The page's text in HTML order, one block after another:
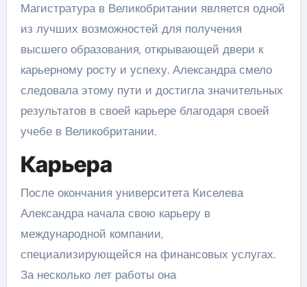
Магистратура в Великобритании является одной
из лучших возможностей для получения
высшего образования, открывающей двери к
карьерному росту и успеху. Александра смело
следовала этому пути и достигла значительных
результатов в своей карьере благодаря своей
учебе в Великобритании.
Карьера
После окончания университета Киселева
Александра начала свою карьеру в
международной компании,
специализирующейся на финансовых услугах.
За несколько лет работы она